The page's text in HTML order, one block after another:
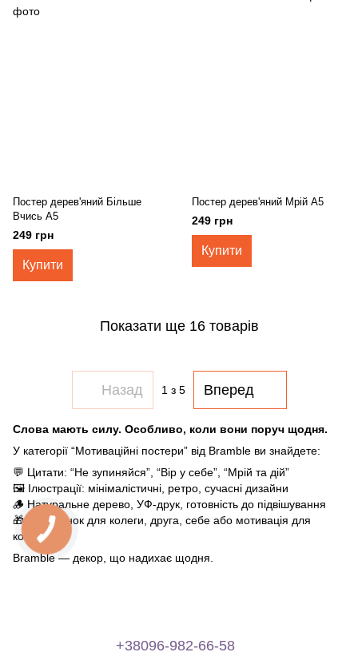
Постер дерев'яний Більше
Вчись А5
249 грн
Купити
Постер дерев'яний Мрій А5
249 грн
Купити
Показати ще 16 товарів
Назад 1з 5 Вперед
Слова мають силу. Особливо, коли вони поруч щодня.
У категорії “Мотиваційні постери” від Bramble ви знайдете:
💬 Цитати: “Не зупиняйся”, “Вір у себе”, “Мрій та дій”
🖼️ Ілюстрації: мінімалістичні, ретро, сучасні дизайни
🪵 Натуральне дерево, УФ-друк, готовність до підвішування
🎁 Подарунок для колеги, друга, себе або мотивація для
команди
Bramble — декор, що надихає щодня.
+38096-982-66-58